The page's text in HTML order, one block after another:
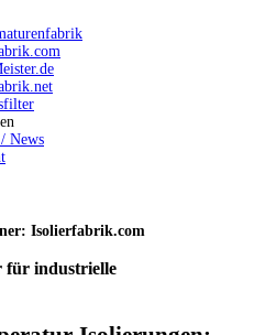
News
Isolierfabrik.com
für industrielle